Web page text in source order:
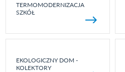
TERMOMODERNIZACJA
SZKÓŁ
EKOLOGICZNY DOM -
KOLEKTORY